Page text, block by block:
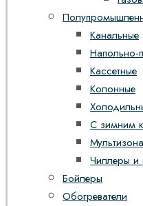
Канальные
Напольно-
Кассетные
Колонные
С зимним
Чиллеры и
Бойлеры
Обогреватели